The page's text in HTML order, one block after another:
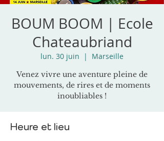
BOUM BOOM | Ecole
Chateaubriand
lun. 30 juin
  |
Marseille
Venez vivre une aventure pleine de
mouvements, de rires et de moments
inoubliables !
Heure et lieu